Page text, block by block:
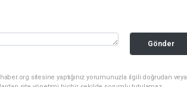
Gönder
sitesine yaptığınız yorumunuzla ilgili doğrudan veya